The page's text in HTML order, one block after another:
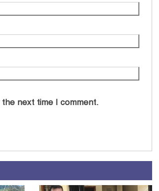
next time I comment.